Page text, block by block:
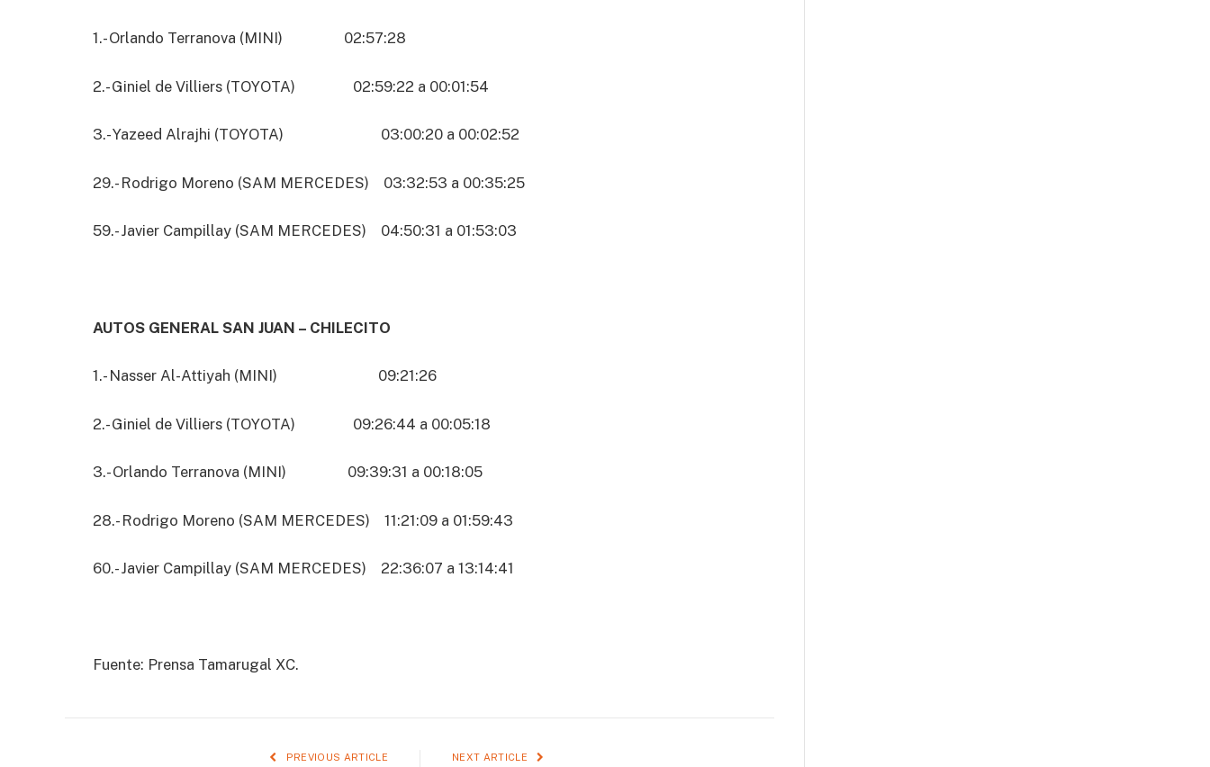
1.- Orlando Terranova (MINI) 02:57:28
2.- Giniel de Villiers (TOYOTA) 02:59:22 a 00:01:54
3.- Yazeed Alrajhi (TOYOTA) 03:00:20 a 00:02:52
29.- Rodrigo Moreno (SAM MERCEDES) 03:32:53 a 00:35:25
59.- Javier Campillay (SAM MERCEDES) 04:50:31 a 01:53:03
AUTOS GENERAL SAN JUAN – CHILECITO
1.- Nasser Al-Attiyah (MINI) 09:21:26
2.- Giniel de Villiers (TOYOTA) 09:26:44 a 00:05:18
3.- Orlando Terranova (MINI) 09:39:31 a 00:18:05
28.- Rodrigo Moreno (SAM MERCEDES) 11:21:09 a 01:59:43
60.- Javier Campillay (SAM MERCEDES) 22:36:07 a 13:14:41
Fuente: Prensa Tamarugal XC.
PREVIOUS ARTICLE NEXT ARTICLE